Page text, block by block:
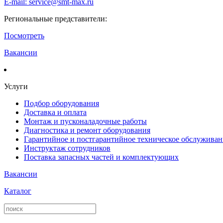
Региональные представители:
Посмотреть
Вакансии
Услуги
Подбор оборудования
Доставка и оплата
Монтаж и пусконаладочные работы
Диагностика и ремонт оборудования
Гарантийное и постгарантийное техническое
Инструктаж сотрудников
Поставка запасных частей и комплектующих
Вакансии
Каталог